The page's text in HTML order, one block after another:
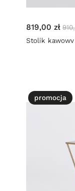
819,00 zł
Stolik kawowy
promocja